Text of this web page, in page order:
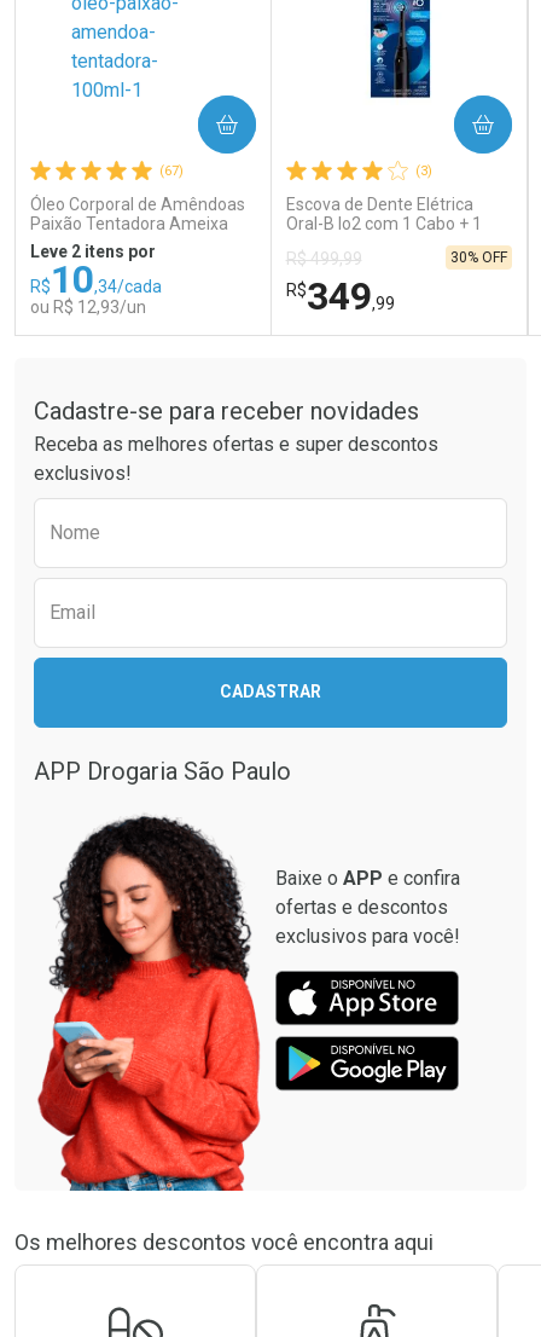
Comprar sem Desconto
Por R$ 189,99/cada
Comprar sem Desconto
Por R$ 189,99/cada
Comprar sem Desconto
Por R$ 65,85/cada
Comprar sem Desconto
Por R$ 65,85/cada
(67)
Óleo Corporal de Amêndoas
Paixão Tentadora Ameixa
Rubi 100ml
Leve 2 itens por
R$10,34/cada
ou R$ 12,93/un
COMPRAR
Laboratório
Comprar sem Desconto
Por Menos
Comprar sem Desconto
(3)
Escova de Dente Elétrica
Oral-B Io2 com 1 Cabo + 1
R$ 499,99
R$349,99
30% OFF
COMPRAR
Laboratório
Comprar sem Desconto
Por Menos
Comprar sem Desconto
Cadastre-se para receber novidades
Receba as melhores ofertas e super descontos
exclusivos!
Nome
Email
CADASTRAR
APP Drogaria São Paulo
Baixe o APP e confira
ofertas e descontos
exclusivos para você!
Os melhores descontos você encontra aqui